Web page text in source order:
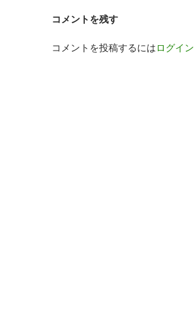
ョ
コメントを残す
コメントを投稿するには ログイン